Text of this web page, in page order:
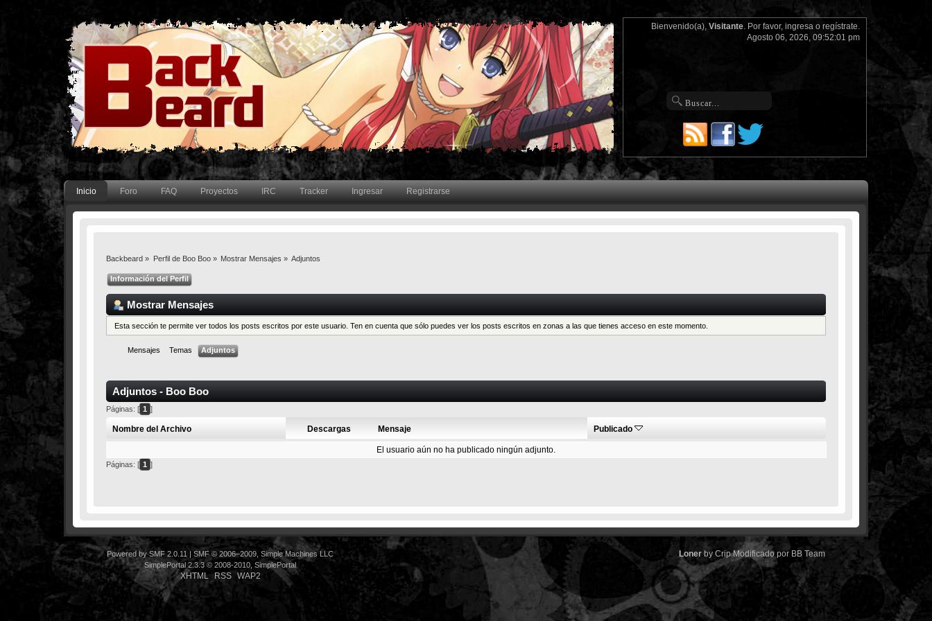
Bienvenido(a), Visitante. Por favor, ingresao regístrate.
Agosto 06, 2026, 09:52:01 pm
Inicio Foro FAQ Proyectos IRC Tracker Ingresar Registrarse
Backbeard » Perfil de Boo Boo » Mostrar Mensajes » Adjuntos
Información del Perfil
Mostrar Mensajes
Esta sección te permite ver todos los posts escritos por este usuario. Ten en cuenta que sólo puedes ver los posts escritos en zonas a las que tienes acceso en este momento.
Mensajes Temas Adjuntos
Adjuntos - Boo Boo
Páginas: [ 1 ]
Nombre del Archivo Descargas Mensaje Publicado
El usuario aún no ha publicado ningún adjunto.
Páginas: [ 1 ]
Powered by SMF 2.0.11 |SMF © 2006–2009, Simple Machines LLC
SimplePortal 2.3.3 © 2008-2010, SimplePortal
XHTML RSS WAP2
Lonerby Crip